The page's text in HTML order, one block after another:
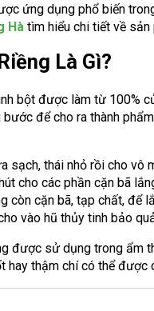
ứng dụng phổ biến
Hà tìm hiểu chi tiết về sản
Là Gì?
bột được làm từ 100%
để cho ra thành
sạch, thái nhỏ rồi cho vô
cho các phần cặn bã
còn cặn bã, tạp chất, để
vào hũ thủy tinh bảo
được sử dụng trong ẩm
hay thậm chí có thể